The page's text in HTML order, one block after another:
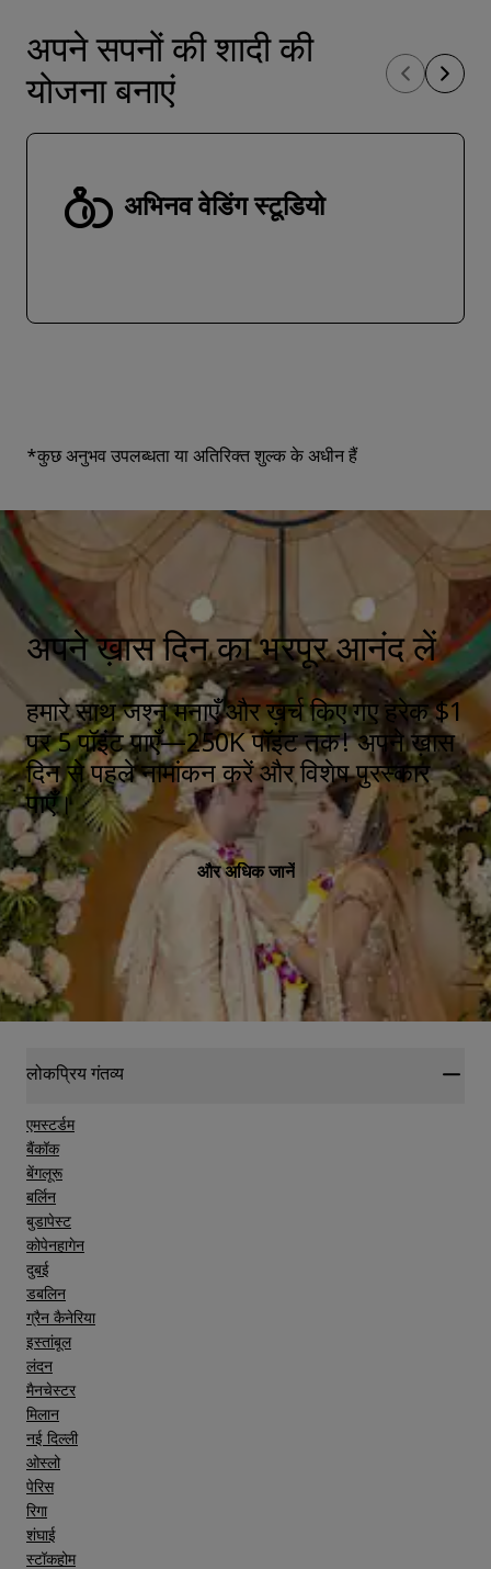
अपने सपनों की शादी की
योजना बनाएं
अभिनव वेडिंग स्टूडियो
*कुछ अनुभव उपलब्धता या अतिरिक्त शुल्क के अधीन हैं
अपने ख़ास दिन का भरपूर आनंद लें
हमारे साथ जश्न मनाएँ और ख़र्च किए गए हरेक $1
पर 5 पॉइंट पाएँ—250K पॉइंट तक! अपने ख़ास
दिन से पहले नामांकन करें और विशेष पुरस्कार
पाएँ।
और अधिक जानें
लोकप्रिय गंतव्य
एमस्टर्डम
बैंकॉक
बेंगलूरू
बर्लिन
बुडापेस्ट
कोपेनहागेन
दुबई
डबलिन
ग्रैन कैनेरिया
इस्तांबूल
लंदन
मैनचेस्टर
मिलान
नई दिल्ली
ओस्लो
पेरिस
रिगा
शंघाई
स्टॉकहोम